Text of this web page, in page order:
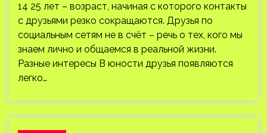
14 25 лет – возраст, начиная с которого контакты
с друзьями резко сокращаются. Друзья по
социальным сетям не в счёт – речь о тех, кого мы
знаем лично и общаемся в реальной жизни.
Разные интересы В юности друзья появляются
легко…